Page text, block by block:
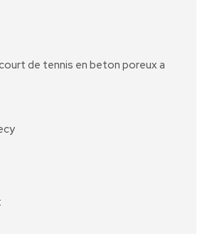
de tennis en beton poreux a